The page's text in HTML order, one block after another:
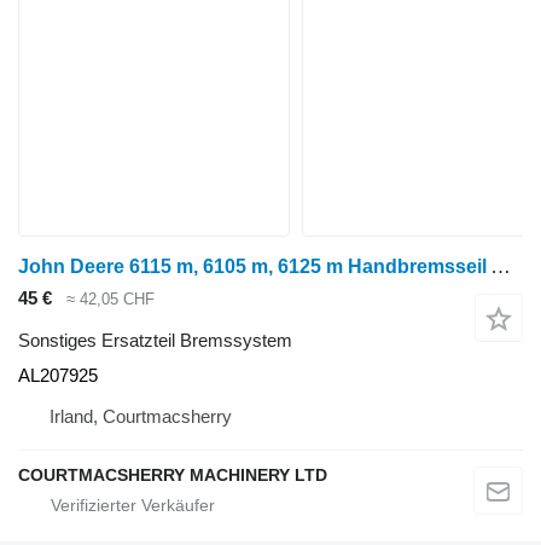
John Deere 6115 m, 6105 m, 6125 m Handbremsseil Al207925 AL207925 für 6115M Radtraktor
45 € ≈ 42,05 CHF
Sonstiges Ersatzteil Bremssystem
AL207925
Irland, Courtmacsherry
COURTMACSHERRY MACHINERY LTD